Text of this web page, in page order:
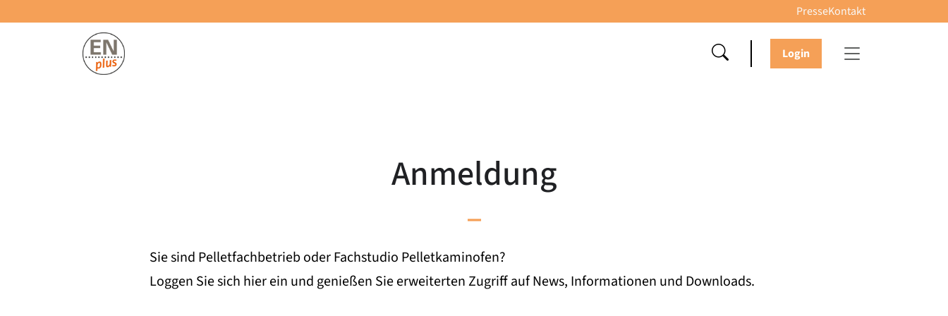
PresseKontakt
Login
Anmeldung
–
Sie sind Pelletfachbetrieb oder Fachstudio Pelletkaminofen?
Loggen Sie sich hier ein und genießen Sie erweiterten Zugriff auf News, Informationen und Downloads.